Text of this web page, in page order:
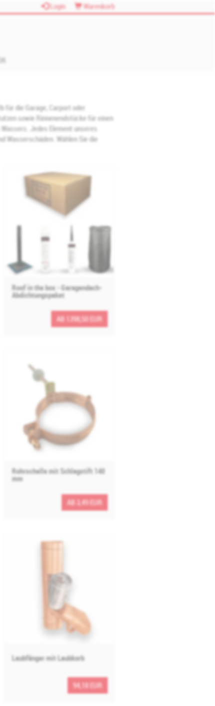
Login Warenkorb
für die Garage, Carport oder
sowie Rinnenendstücke für einen
Jedes Element unseres
Wasserschäden. Wählen Sie die
Roof in the box - Garagendach-
Abdichtungspaket
AB 1398,50 EUR
Rohrschelle mit Schlagstift 140
mm
AB 3,49 EUR
Laubfänger mit Laubkorb
94,18 EUR